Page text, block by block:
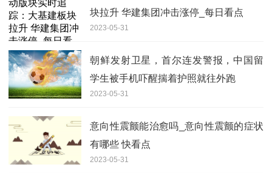
块拉升 华建集团冲击涨停_每日看点
2023-05-31
朝鲜发射卫星，首尔连发警报，中国留
学生被手机吓醒揣着护照就往外跑
2023-05-31
意向性震颤能治愈吗_意向性震颤的症状
有哪些 快看点
2023-05-31